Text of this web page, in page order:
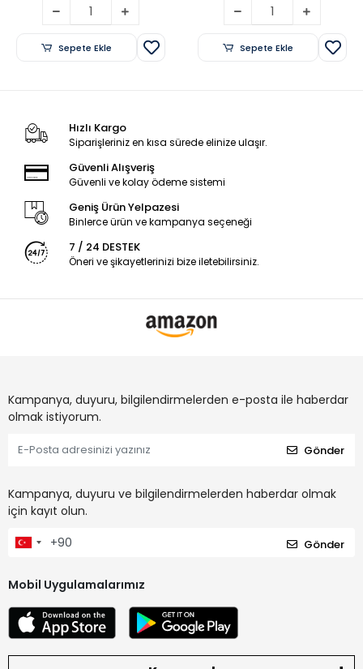
Sepete Ekle Sepete Ekle
Hızlı Kargo
Siparişleriniz en kısa sürede elinize ulaşır.
Güvenli Alışveriş
Güvenli ve kolay ödeme sistemi
Geniş Ürün Yelpazesi
Binlerce ürün ve kampanya seçeneği
7 / 24 DESTEK
Öneri ve şikayetlerinizi bize iletebilirsiniz.
Kampanya, duyuru, bilgilendirmelerden e-posta ile haberdar
olmak istiyorum.
Gönder
Kampanya, duyuru ve bilgilendirmelerden haberdar olmak
için kayıt olun.
Gönder
Mobil Uygulamalarımız